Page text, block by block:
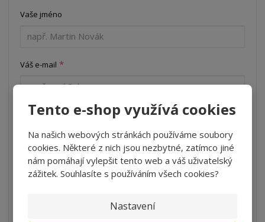
Tento e-shop využívá cookies
Na našich webových stránkách používáme soubory
cookies. Některé z nich jsou nezbytné, zatímco jiné
nám pomáhají vylepšit tento web a váš uživatelský
zážitek. Souhlasíte s používáním všech cookies?
Nastavení
Vaše jméno
Váš e-mail *
Předmět *
Váš dotaz *